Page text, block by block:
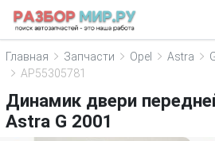
Главная Запчасти Opel Astra
AP55305781
Динамик двери
Astra G 2001